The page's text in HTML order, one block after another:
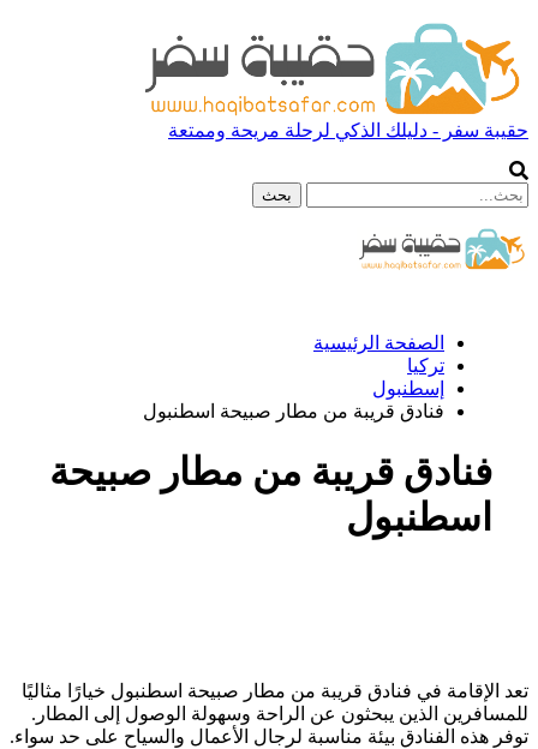
حقيبة سفر - دليلك الذكي لرحلة مريحة وممتعة
الصفحة الرئيسية
تركيا
إسطنبول
فنادق قريبة من مطار صبيحة اسطنبول
فنادق قريبة من مطار صبيحة
اسطنبول
تعد الإقامة في فنادق قريبة من مطار صبيحة اسطنبول خيارًا مثاليًا
للمسافرين الذين يبحثون عن الراحة وسهولة الوصول إلى المطار.
توفر هذه الفنادق بيئة مناسبة لرجال الأعمال والسياح على حد سواء.